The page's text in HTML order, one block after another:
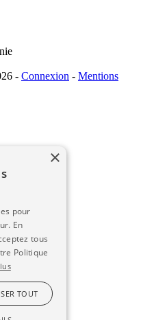
- Connexion - Mentions
×
pour
En
tous
Politique
TOUT